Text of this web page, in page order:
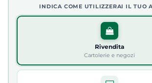
INDICA COME UTILIZZERAI IL TUO
Rivendita
Cartolerie e negozi